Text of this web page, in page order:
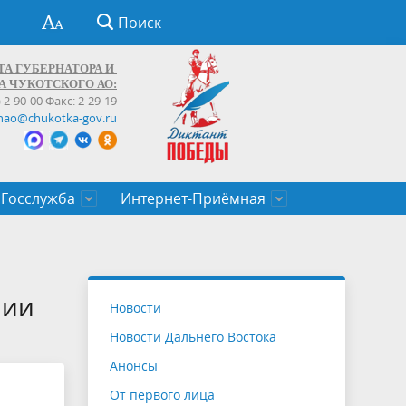
Поиск
ГУБЕРНАТОРА И
ЧУКОТСКОГО АО:
2-90-00 Факс: 2-29-19
gov.ru
Госслужба
служащих Чукотского автономного
Интернет-Приёмная
Новости
Новости Дальнего Востока
Анонсы
От первого лица